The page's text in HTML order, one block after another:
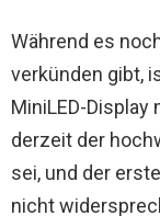
Während es
verkünden gibt,
MiniLED-
derzeit der
sei, und der
nicht